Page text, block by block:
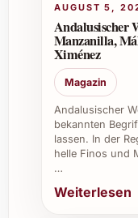
Ihre
de Cacau 50
Gaumen und
AUGUST 5,
Andalusischer
Manzanilla,
Ximénez
Magazin
Andalusischer
bekannten
lassen. In der
helle Finos und
…
Weiterlesen